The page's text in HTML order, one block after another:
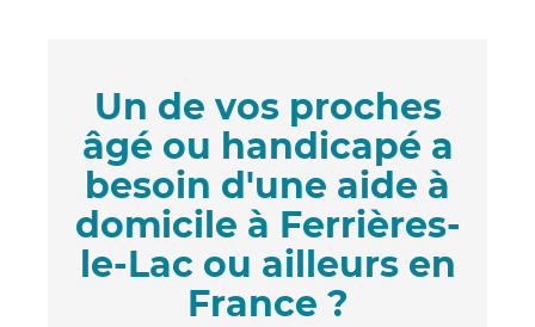
Un de vos proches
âgé ou handicapé a
besoin d'une aide à
domicile à Ferrières-
le-Lac ou ailleurs en
France ?